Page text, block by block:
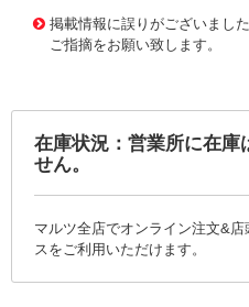
掲載情報に誤りがございまし
ご指摘をお願い致します。
在庫状況：営業所に在庫
せん。
マルツ全店でオンライン注文&
スをご利用いただけます。